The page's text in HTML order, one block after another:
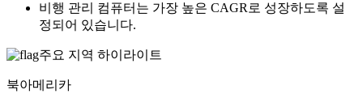
비행 관리 컴퓨터는 가장 높은 CAGR로 성장하도록 설
정되어 있습니다.
주요 지역 하이라이트
북아메리카